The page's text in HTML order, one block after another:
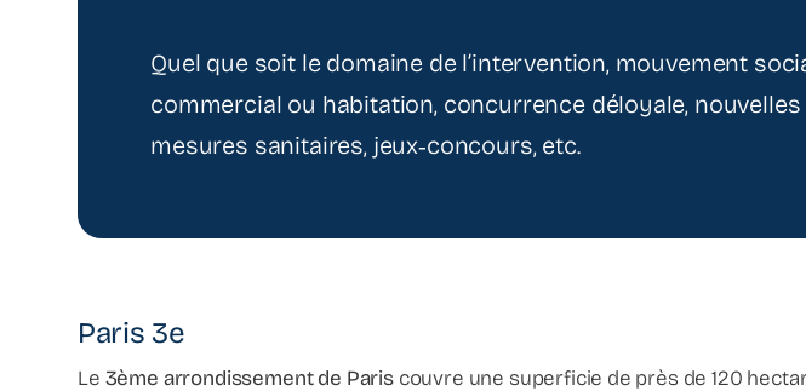
Quel que soit le domaine de l’intervention, mouvement
commercial ou habitation, concurrence déloyale,
mesures sanitaires, jeux‑concours, etc.
Paris 3e
Le 3ème arrondissement de Pariscouvre une superficie de près de 120